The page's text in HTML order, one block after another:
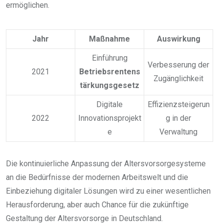
ermöglichen.
Jahr Maßnahme Auswirkung
2021
Einführung
Betriebsrentens
tärkungsgesetz
Verbesserung der
Zugänglichkeit
2022
Digitale
Innovationsprojekt
e
Effizienzsteigerun
g in der
Verwaltung
Die kontinuierliche Anpassung der Altersvorsorgesysteme
an die Bedürfnisse der modernen Arbeitswelt und die
Einbeziehung digitaler Lösungen wird zu einer wesentlichen
Herausforderung, aber auch Chance für die zukünftige
Gestaltung der Altersvorsorge in Deutschland.